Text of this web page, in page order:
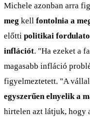
Michele azonban arra
meg kell fontolnia a
előtti politikai
inflációt. "Ha ezeket a
magasabb infláció
figyelmeztetett. "A
egyszerűen elnyelik a
hirtelen azt látjuk, hogy